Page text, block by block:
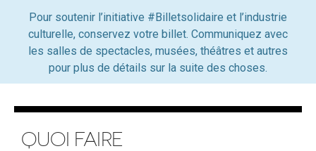
Pour soutenir l’initiative #Billetsolidaire et l’industrie
culturelle, conservez votre billet. Communiquez avec
les salles de spectacles, musées, théâtres et autres
pour plus de détails sur la suite des choses.
QUOI FAIRE